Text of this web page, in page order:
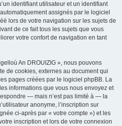
identifiant utilisateur et un identifiant
assignés par le logiciel
lors de votre navigation sur les sujets de
de ce fait tous les sujets que vous
votre confort de navigation en tant
An DROUIZIG », nous pouvons
de cookies, externes au document qui
pages créées par le logiciel phpBB. La
informations que vous nous envoyez et
— mais n’est pas limité à — la
anonyme, l’inscription sur
ci-après par « votre compte ») et les
inscription et lors de votre connexion